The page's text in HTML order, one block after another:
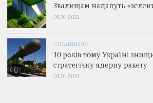
Звалищам нададуть
05.01.2012
СПАДЩИНА
10 років тому Україні
стратегічну ядерну ракету
05.01.2012